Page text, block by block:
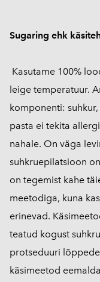
Sugaring ehk
Kasutame 100%
leige temperatuur.
komponenti:
pasta ei tekita
nahale. On väga
suhkruepilatsioon
on tegemist kahe
meetodiga, kuna
erinevad.
teatud kogust
protseduuri
käsimeetod